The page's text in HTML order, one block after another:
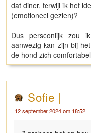
dat diner, terwijl ik het
(emotioneel gezien)?
Dus persoonlijk zou
aanwezig kan zijn bij
de hond zich
Sofie |
12 september 2024 om 18:52